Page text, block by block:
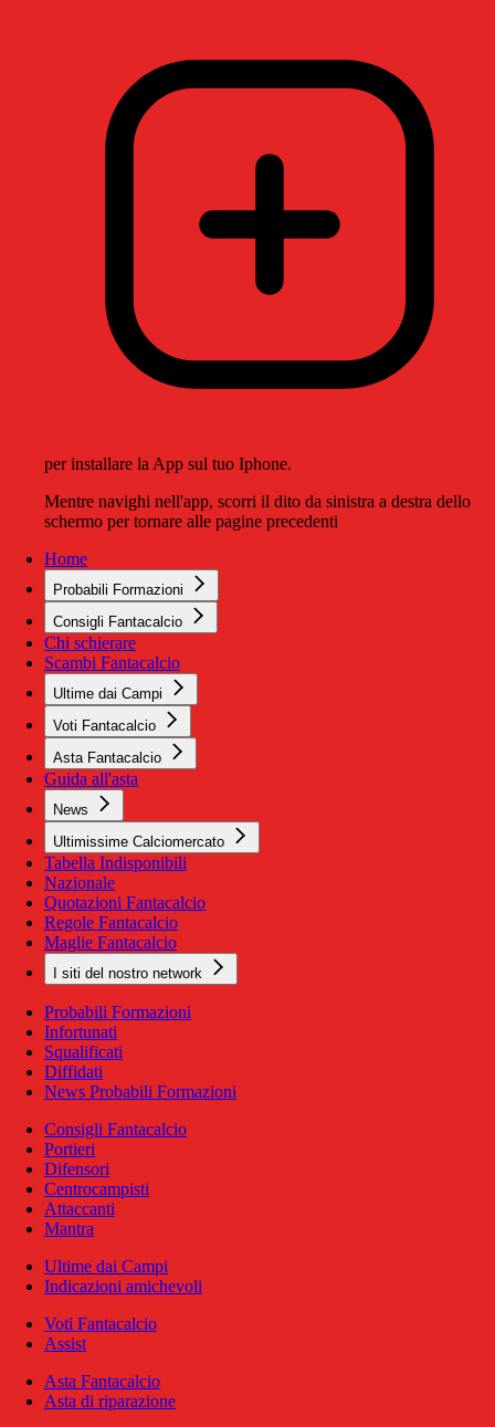
per installare la App sul tuo Iphone.
Mentre navighi nell'app, scorri il dito da sinistra a destra dello
schermo per tornare alle pagine precedenti
Home
Probabili Formazioni
Consigli Fantacalcio
Chi schierare
Scambi Fantacalcio
Ultime dai Campi
Voti Fantacalcio
Asta Fantacalcio
Guida all'asta
News
Ultimissime Calciomercato
Tabella Indisponibili
Nazionale
Quotazioni Fantacalcio
Regole Fantacalcio
Maglie Fantacalcio
I siti del nostro network
Probabili Formazioni
Infortunati
Squalificati
Diffidati
News Probabili Formazioni
Consigli Fantacalcio
Portieri
Difensori
Centrocampisti
Attaccanti
Mantra
Ultime dai Campi
Indicazioni amichevoli
Voti Fantacalcio
Assist
Asta Fantacalcio
Asta di riparazione